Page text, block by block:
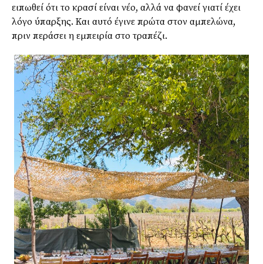
ειπωθεί ότι το κρασί είναι νέο, αλλά να φανεί γιατί έχει
λόγο ύπαρξης. Και αυτό έγινε πρώτα στον αμπελώνα,
πριν περάσει η εμπειρία στο τραπέζι.